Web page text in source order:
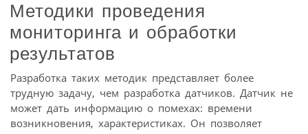
Методики проведения
мониторинга и обработки
результатов
Разработка таких методик представляет более
трудную задачу, чем разработка датчиков. Датчик не
может дать информацию о помехах: времени
возникновения, характеристиках. Он позволяет